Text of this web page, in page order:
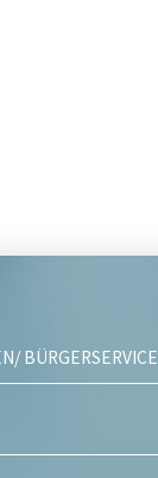
BÜRGERSERVICE